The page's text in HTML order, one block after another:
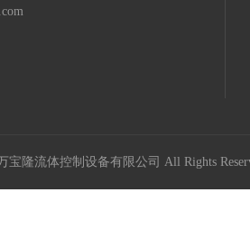
宝隆流体控制设备有限公司 All Rights